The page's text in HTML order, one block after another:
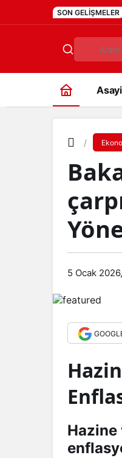
SON GELIŞMELER
5 Ocak
Hazine